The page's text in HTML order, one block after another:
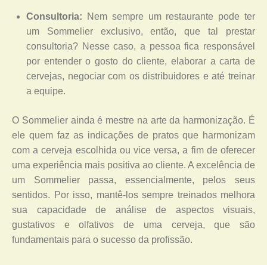
Consultoria: Nem sempre um restaurante pode ter
um Sommelier exclusivo, então, que tal prestar
consultoria? Nesse caso, a pessoa fica responsável
por entender o gosto do cliente, elaborar a carta de
cervejas, negociar com os distribuidores e até treinar
a equipe.
O Sommelier ainda é mestre na arte da harmonização. É
ele quem faz as indicações de pratos que harmonizam
com a cerveja escolhida ou vice versa, a fim de oferecer
uma experiência mais positiva ao cliente. A excelência de
um Sommelier passa, essencialmente, pelos seus
sentidos. Por isso, mantê-los sempre treinados melhora
sua capacidade de análise de aspectos visuais,
gustativos e olfativos de uma cerveja, que são
fundamentais para o sucesso da profissão.